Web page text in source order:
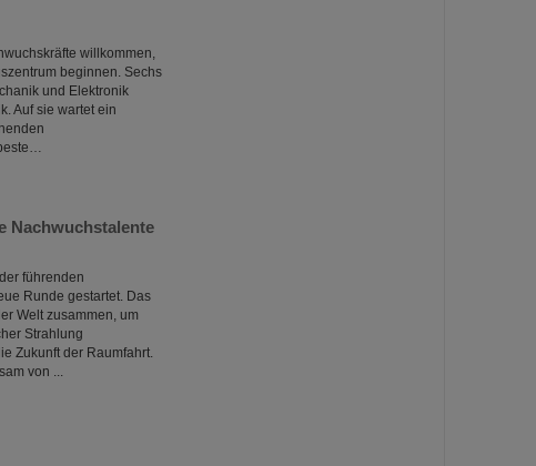
willkommen,
beginnen. Sechs
und Elektronik
Auf sie wartet ein
Nachwuchstalente
führenden
Runde gestartet. Das
Welt zusammen, um
Strahlung
Zukunft der Raumfahrt.
von ...